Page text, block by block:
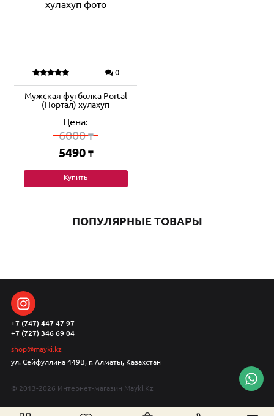
0
Мужская футболка Portal
(Портал) хулахуп
Цена:
6000₸
5490 ₸
Купить
ПОПУЛЯРНЫЕ ТОВАРЫ
+7 (747) 447 47 97
+7 (727) 346 69 04
shop@mayki.kz
ул. Сейфуллина 449В, г. Алматы, Казахстан
© 2013-2026 Интернет-магазин Mayki.Kz